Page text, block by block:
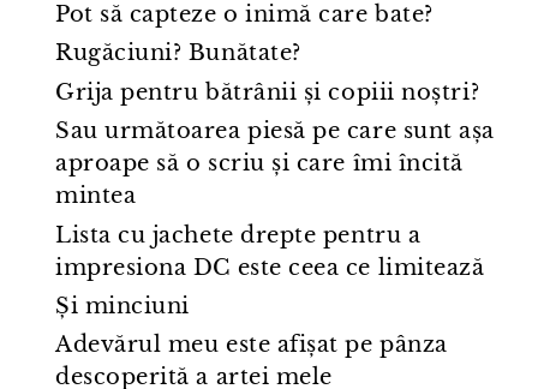
Pot să capteze o inimă care bate?
Rugăciuni? Bunătate?
Grija pentru bătrânii și copiii noștri?
Sau următoarea piesă pe care sunt așa
aproape să o scriu și care îmi încită
mintea
Lista cu jachete drepte pentru a
impresiona DC este ceea ce limitează
Și minciuni
Adevărul meu este afișat pe pânza
descoperită a artei mele